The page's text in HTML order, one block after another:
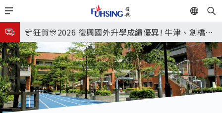
移
至
主
內
容
EN
🎉🎉🎉狂賀! 12望蘇同學榮錄MIT麻省理工學院，本校
連續兩年錄取世界第一學府！
🎊狂賀🎊2026 復興國外升學成績優異! 牛津、劍橋首
次雙星閃耀✨
115年校本部大學榜單再創佳績🎉，32％達醫學系錄
取標準、62%達台大錄取標準。各組合4科60級分9人
🎊
8月3日 分科成績公布
臺北市2026城鎮韌性(防空)演習訂於8月13日(四) 14